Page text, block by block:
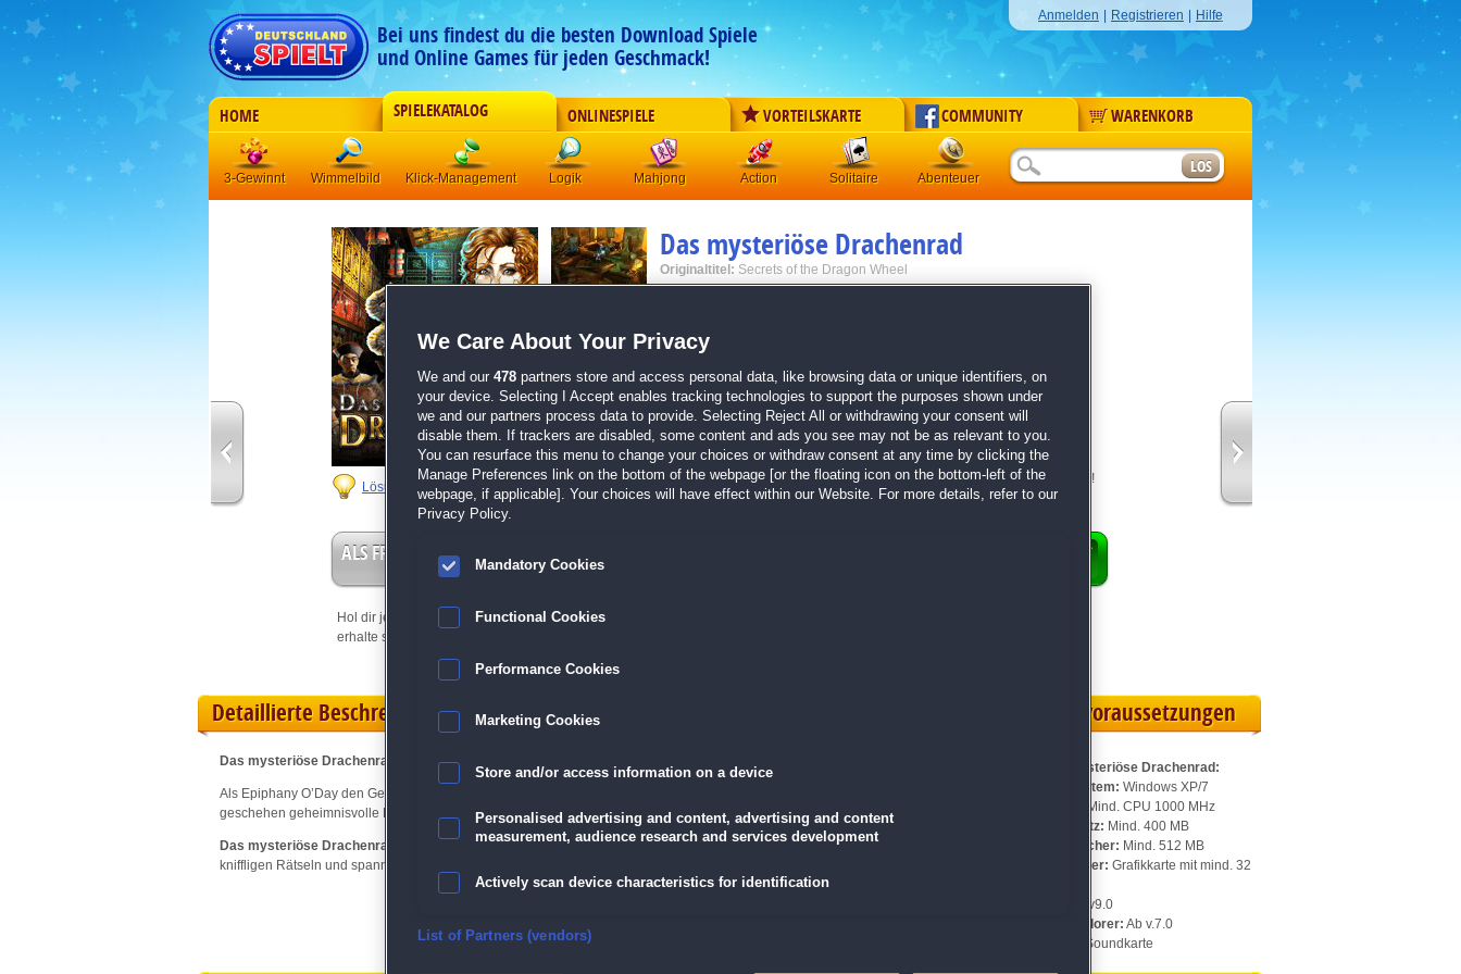
Bei uns findest du die besten Download Spiele
und Online Games für jeden Geschmack!
Anmelden Registrieren Hilfe
HOME SPIELEKATALOG ONLINESPIELE VORTEILSKARTE COMMUNITY WARENKORB
3-Gewinnt Wimmelbild Klick-Management Logik Mahjong Action Solitaire Abenteuer
Lösungshilfe
Das mysteriöse Drachenrad
Originaltitel: Secrets of the Dragon Wheel
Entwickler: Gogii Games
Wimmelbild | Größe: 236.7 MB
Hilf Epiphany, die Macht des Drachenrads zu brechen!
Als Epiphany O’Day den Geheimnissen des Drachenrads auf die Spur
kommt, glaubt man ihr zunächst kein Wort. Doch dann geschehen
geheimnisvolle Morde und nur Epiphany kann das Unheil noch aufhalten!
ALS FREISPIEL EINLÖSEN
Hol dir jetzt deine Vorteilskarteund
erhalte sofort bis zu 15 Freispiele!
Lade dir das Spiel jetzt herunter und
Detaillierte Beschreibung
Das mysteriöse Drachenrad — Hilf Epiphany, die Macht des Drachenrads zu brechen!
Als Epiphany O’Day den Geheimnissen des Drachenrads auf die Spur kommt, glaubt man ihr zunächst kein Wort. Doch dann
geschehen geheimnisvolle Morde und nur Epiphany kann das Unheil noch aufhalten!
Das mysteriöse Drachenrad
— Ein spektakuläres neues Wimmelbild-Abenteuer mit einer packenden Story, zahlreichen
kniffligen Rätseln und spannenden Minigames!
Systemvoraussetzungen
Für Das mysteriöse Drachenrad:
Betriebssystem: Windows XP/7
Mind. CPU 1000 MHz
Speicherplatz: Mind. 400 MB
Arbeitsspeicher: Mind. 512 MB
Videospeicher: Grafikkarte mit mind. 32
Ab v9.0
Internet Explorer: Ab v.7.0
Soundkarte
We Care About Your Privacy
We and our 478 partners store and access personal data, like browsing data or unique identifiers, on
your device. Selecting I Accept enables tracking technologies to support the purposes shown under
we and our partners process data to provide. Selecting Reject All or withdrawing your consent will
disable them. If trackers are disabled, some content and ads you see may not be as relevant to you.
You can resurface this menu to change your choices or withdraw consent at any time by clicking the
Manage Preferences link on the bottom of the webpage [or the floating icon on the bottom-left of the
webpage, if applicable]. Your choices will have effect within our Website. For more details, refer to our
Privacy Policy.
Mandatory Cookies
Functional Cookies
Performance Cookies
Marketing Cookies
Store and/or access information on a device
Personalised advertising and content, advertising and content
measurement, audience research and services development
Actively scan device characteristics for identification
Ensure security, prevent and detect fraud, and fix errors
List of Partners (vendors)